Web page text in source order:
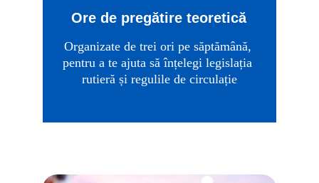
Ore de pregătire teoretică
Organizate de trei ori pe săptămână,
pentru a te ajuta să înțelegi legislația
rutieră și regulile de circulație